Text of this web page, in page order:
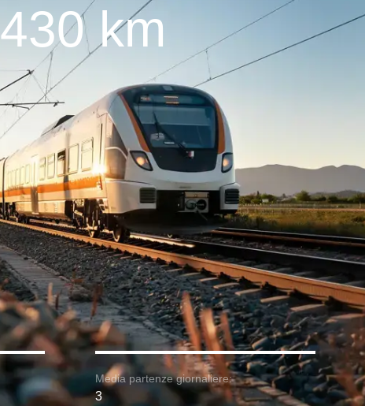
430 km
Media partenze giornaliere:
3